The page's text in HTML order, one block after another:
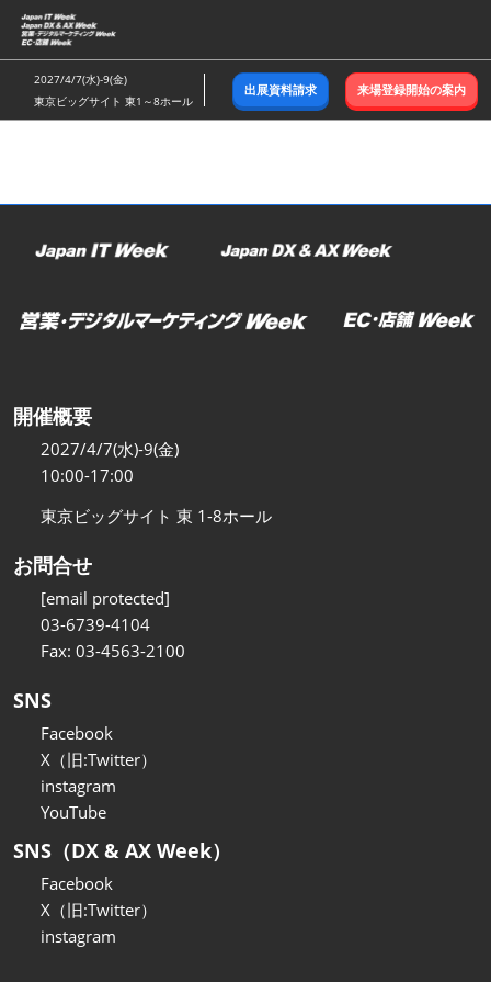
ス
キ
ッ
し
む
2027/4/7(水)-9(金)
東京ビッグサイト 東1～8ホール
出展資料請求 来場登録開始の案内
開催概要
2027/4/7(水)-9(金)
10:00-17:00
東京ビッグサイト 東 1-8ホール
お問合せ
[email protected]
03-6739-4104
Fax: 03-4563-2100
SNS
Facebook
X（旧:Twitter）
instagram
YouTube
SNS（DX & AX Week）
Facebook
X（旧:Twitter）
instagram